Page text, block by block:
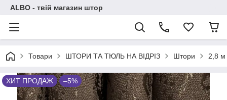
ALBO - твій магазин штор
Товари ШТОРИ ТА ТЮЛЬ НА ВІДРІЗ Штори 2,8 м
ХИТ ПРОДАЖ –5%